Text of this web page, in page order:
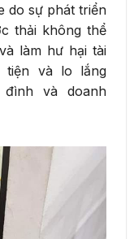
do sự phát triển
thải không thể
làm hư hại tài
tiện và lo lắng
và doanh